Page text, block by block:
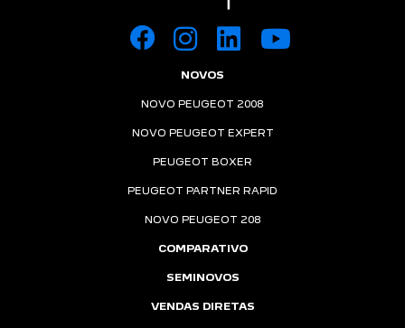
NOVOS
NOVO PEUGEOT 2008
NOVO PEUGEOT EXPERT
PEUGEOT BOXER
PEUGEOT PARTNER RAPID
NOVO PEUGEOT 208
COMPARATIVO
SEMINOVOS
VENDAS DIRETAS